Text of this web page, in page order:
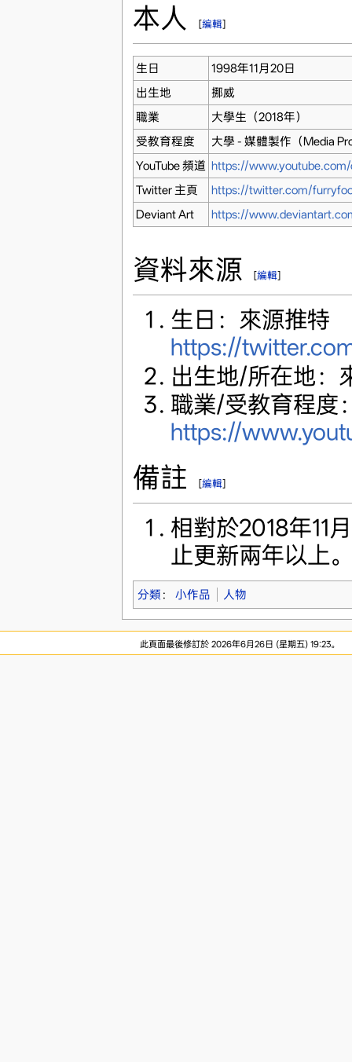
本人 [編輯]
生日
1998年11月20日
出生地
挪威
職業
大學生（2018年）
受教育程度
大學 - 媒體製作（Media
YouTube 頻道 https://www.youtube.com/
Twitter 主頁
https://twitter.com/
Deviant Art
https://
資料來源 [編輯]
生日：來源推特
https://
出生地/所在地：
職業/受教育程度
https://
備註 [編輯]
相對於2018年11
止更新兩年以上。
分類 ： 小作品 人物
此頁面最後修訂於 2026年6月26日 (星期五) 19:23。